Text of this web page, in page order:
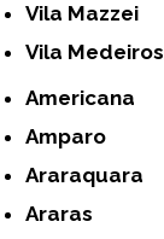
Vila Mazzei
Vila Medeiros
Americana
Amparo
Araraquara
Araras